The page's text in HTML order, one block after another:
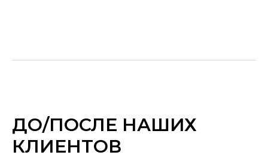
ДО/ПОСЛЕ НАШИХ
КЛИЕНТОВ